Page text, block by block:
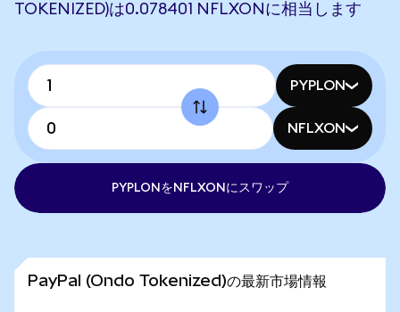
TOKENIZED)は0.078401 NFLXONに相当します
PYPLON
NFLXON
PYPLONをNFLXONにスワップ
PayPal (Ondo Tokenized)の最新市場情報